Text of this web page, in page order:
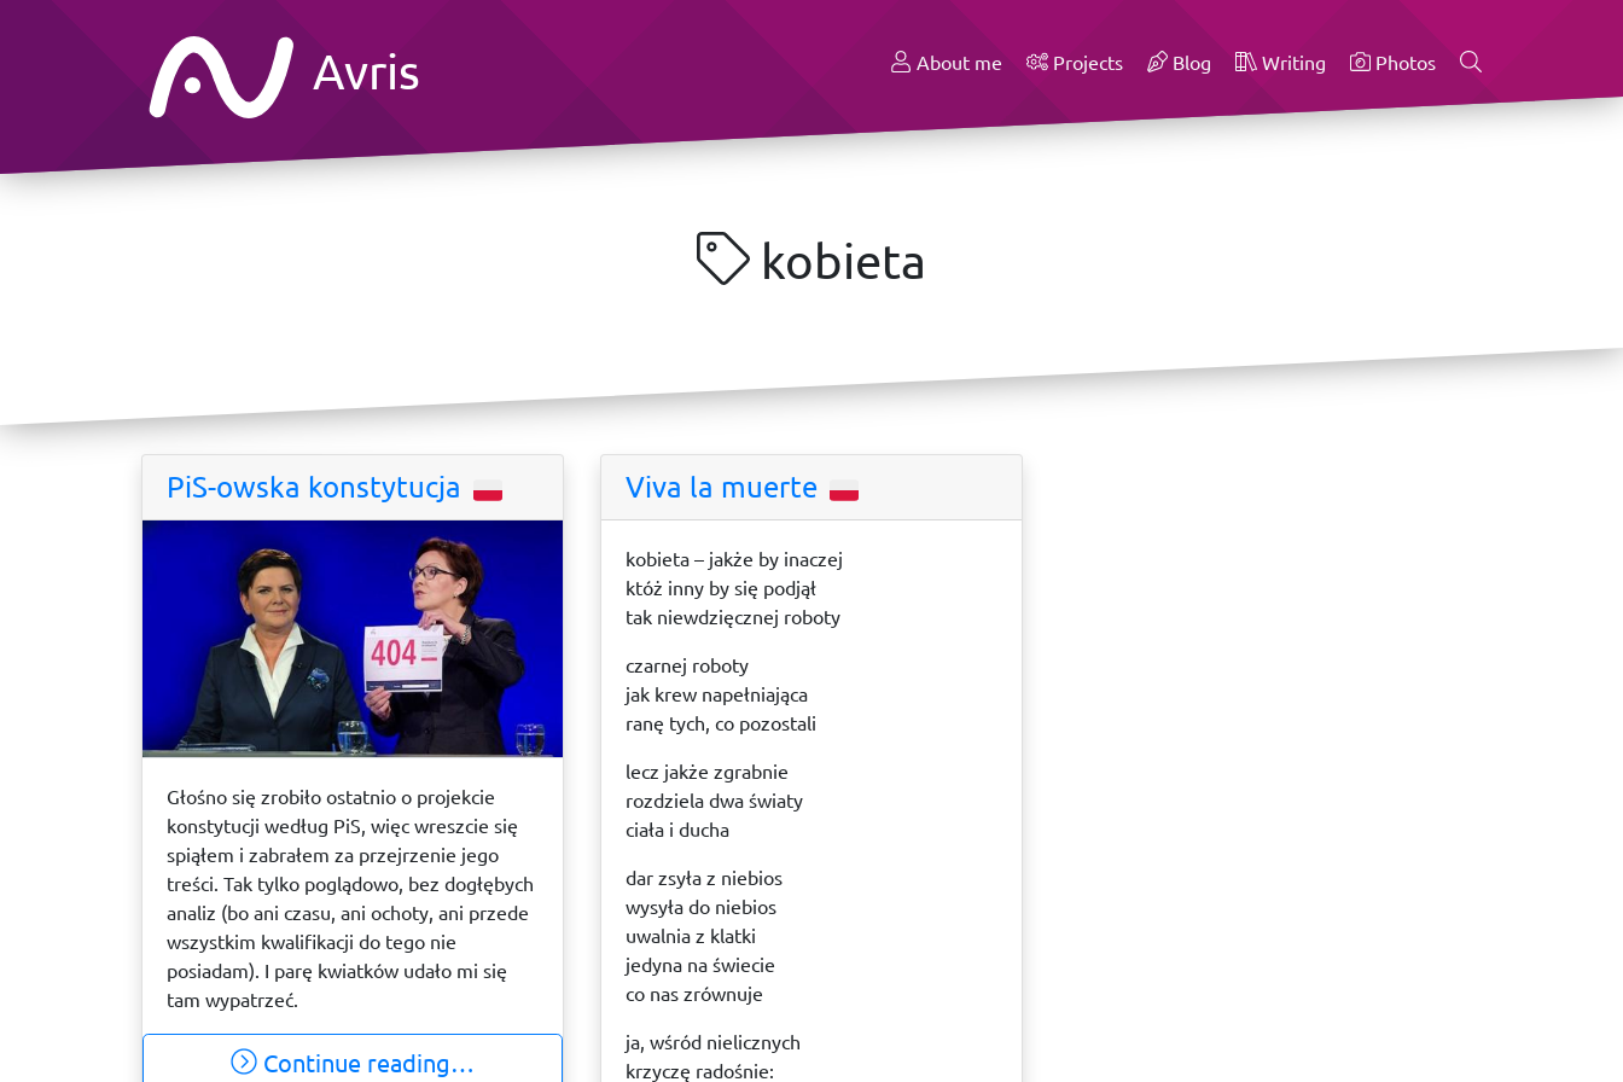
Avris About me Projects Blog Writing Photos
kobieta
PiS-owska konstytucja
Głośno się zrobiło ostatnio o projekcie
konstytucji według PiS, więc wreszcie się
spiąłem i zabrałem za przejrzenie jego
treści. Tak tylko poglądowo, bez dogłębych
analiz (bo ani czasu, ani ochoty, ani przede
wszystkim kwalifikacji do tego nie
posiadam). I parę kwiatków udało mi się
tam wypatrzeć.
Continue reading…
Viva la muerte
kobieta – jakże by inaczej
któż inny by się podjął
tak niewdzięcznej roboty
czarnej roboty
jak krew napełniająca
ranę tych, co pozostali
lecz jakże zgrabnie
rozdziela dwa światy
ciała i ducha
dar zsyła z niebios
wysyła do niebios
uwalnia z klatki
jedyna na świecie
co nas zrównuje
ja, wśród nielicznych
krzyczę radośnie: